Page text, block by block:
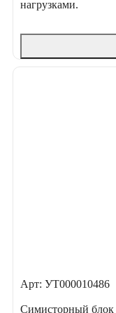
нагрузками.
Арт: УТ000010486
Симисторный блок